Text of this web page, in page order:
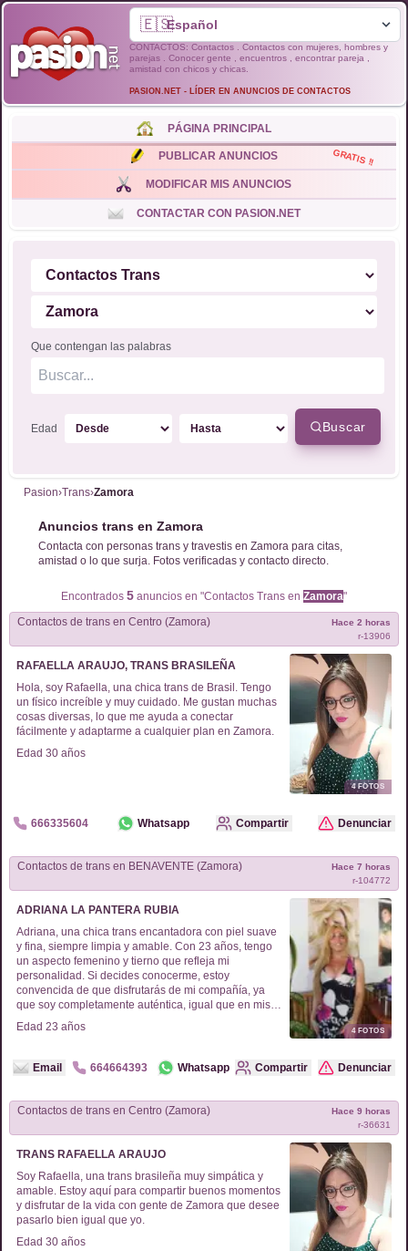
🇪🇸
CONTACTOS: Contactos . Contactos con mujeres, hombres y
parejas . Conocer gente , encuentros , encontrar pareja ,
amistad con chicos y chicas.
PASION.NET - LÍDER EN ANUNCIOS DE CONTACTOS
Que contengan las palabras
Edad Buscar
Pasion›Trans›Zamora
Anuncios trans en Zamora
Contacta con personas trans y travestis en Zamora para citas,
amistad o lo que surja. Fotos verificadas y contacto directo.
Encontrados 5 anuncios en "Contactos Trans en Zamora"
Contactos de trans en Centro (Zamora)
r-13906
Hace 2 horas
RAFAELLA ARAUJO, TRANS BRASILEÑA
Hola, soy Rafaella, una chica trans de Brasil. Tengo
un físico increíble y muy cuidado. Me gustan muchas
cosas diversas, lo que me ayuda a conectar
fácilmente y adaptarme a cualquier plan en Zamora.
Edad 30 años
4FOTOS
666335604 Whatsapp Compartir Denunciar
Contactos de trans en BENAVENTE (Zamora)
r-104772
Hace 7 horas
ADRIANA LA PANTERA RUBIA
Adriana, una chica trans encantadora con piel suave
y fina, siempre limpia y amable. Con 23 años, tengo
un aspecto femenino y tierno que refleja mi
personalidad. Si decides conocerme, estoy
convencida de que disfrutarás de mi compañía, ya
que soy completamente auténtica, igual que en mis
fotos. Házmelo saber si estás interesado. Estoy ahora
en Zamora.
Edad 23 años 4FOTOS
Email 664664393 Whatsapp Compartir Denunciar
Contactos de trans en Centro (Zamora)
r-36631
Hace 9 horas
TRANS RAFAELLA ARAUJO
Soy Rafaella, una trans brasileña muy simpática y
amable. Estoy aquí para compartir buenos momentos
y disfrutar de la vida con gente de Zamora que desee
pasarlo bien igual que yo.
Edad 30 años
PÁGINA PRINCIPAL
PUBLICAR ANUNCIOS GRATIS !!
MODIFICAR MIS ANUNCIOS
CONTACTAR CON PASION.NET